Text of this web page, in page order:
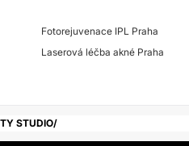
Fotorejuvenace IPL Praha
Laserová léčba akné Praha
STUDIO